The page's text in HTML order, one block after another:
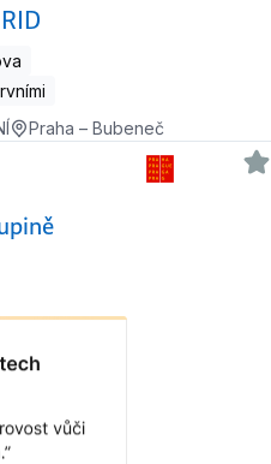
Praha – Bubeneč